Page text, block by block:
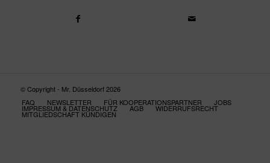
© Copyright - Mr. Düsseldorf 2026
FAQ
NEWSLETTER FÜR KOOPERATIONSPARTNER JOBS
IMPRESSUM & DATENSCHUTZ AGB WIDERRUFSRECHT
MITGLIEDSCHAFT KÜNDIGEN